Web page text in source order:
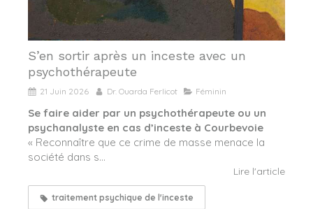
S’en sortir après un inceste avec un
psychothérapeute
21 Juin 2026 Dr. Ouarda Ferlicot Féminin
Se faire aider par un psychothérapeute ou un
psychanalyste en cas d’inceste à Courbevoie
« Reconnaître que ce crime de masse menace la
société dans s...
Lire l'article
traitement psychique de l'inceste